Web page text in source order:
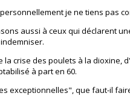
je ne tiens pas
aussi à ceux qui déclarent
la crise des poulets à la
à part en 60.
exceptionnelles", que faut-il